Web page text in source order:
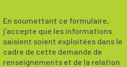
En soumettant ce formulaire,
j'accepte que les informations
saisient soient exploitées dans le
cadre de cette demande de
renseignements et de la relation